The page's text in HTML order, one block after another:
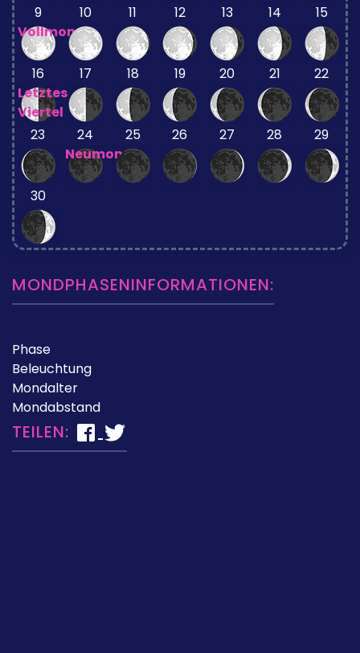
9
Vollmond
10 11 12 13 14 15
16
Letztes
Viertel
17 18 19 20 21 22
23
24
Neumond
25 26 27 28 29
30
MONDPHASENINFORMATIONEN:
Phase
Beleuchtung
Mondalter
Mondabstand
TEILEN: